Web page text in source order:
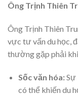
Ông Trịnh Thiên
Ông Trịnh Thiên
vực tư vấn du học,
thường gặp phải
Sốc văn hóa:Sự
có thể khiến du